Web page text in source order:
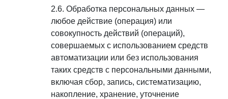
Обработка персональных данных —
любое действие (операция) или
совокупность действий (операций),
совершаемых с использованием средств
автоматизации или без использования
таких средств с персональными данными,
включая сбор, запись, систематизацию,
накопление, хранение, уточнение